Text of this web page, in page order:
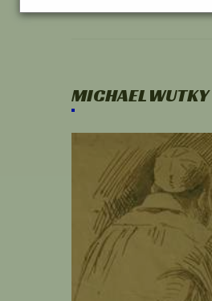
MICHAEL WUTKY